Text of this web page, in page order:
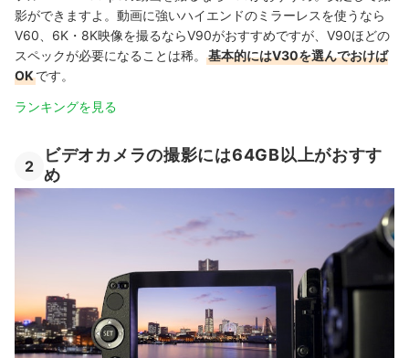
影ができますよ。動画に強いハイエンドのミラーレスを使うなら
V60、6K・8K映像を撮るならV90がおすすめですが、V90ほどの
スペックが必要になることは稀。
基本的にはV30を選んでおけば
OKです。
ランキングを見る
2
ビデオカメラの撮影には64GB以上がおすす
め